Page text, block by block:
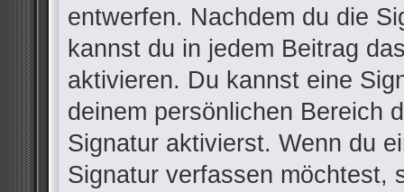
entwerfen. Nachdem du die
kannst du in jedem Beitrag
aktivieren. Du kannst eine
deinem persönlichen Bereich
Signatur aktivierst. Wenn du
Signatur verfassen möchtest,